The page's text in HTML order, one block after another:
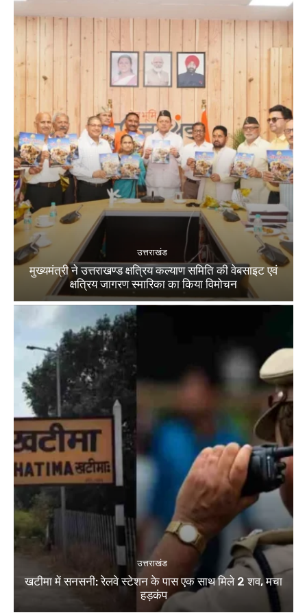
उत्तराखंड
मुख्यमंत्री ने उत्तराखण्ड क्षत्रिय कल्याण समिति की वेबसाइट एवं
क्षत्रिय जागरण स्मारिका का किया विमोचन
उत्तराखंड
खटीमा में सनसनी: रेलवे स्टेशन के पास एक साथ मिले 2 शव, मचा
हड़कंप